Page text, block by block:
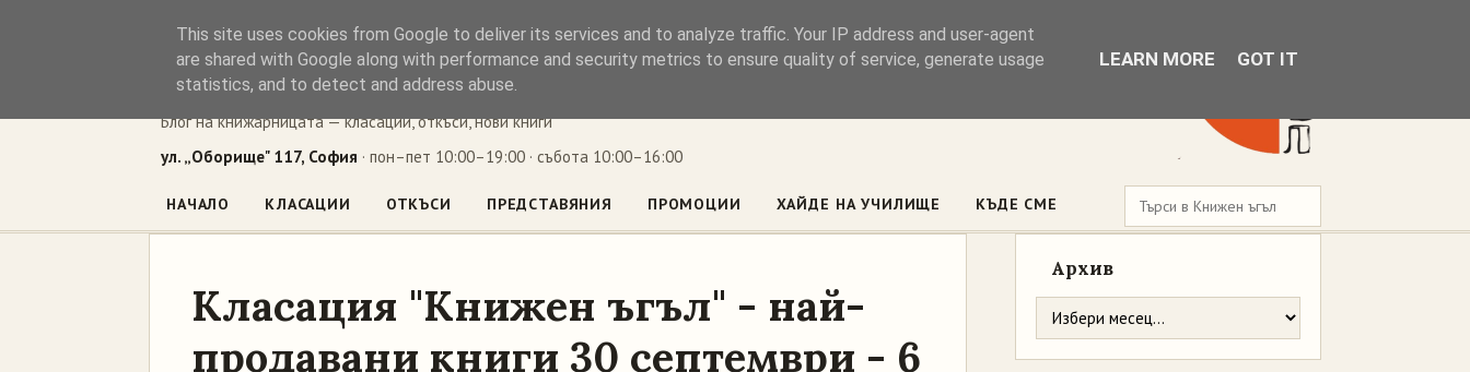
Книжен ъгъл
Блог на книжарницата — класации, откъси, нови книги
ул. „Оборище" 117, София · пон–пет 10:00–19:00 · събота 10:00–16:00
НАЧАЛО КЛАСАЦИИ ОТКЪСИ ПРЕДСТАВЯНИЯ ПРОМОЦИИ ХАЙДЕ НА УЧИЛИЩЕ КЪДЕ СМЕ
Класация "Книжен ъгъл" - най-
продавани книги 30 септември - 6
Архив
This site uses cookies from Google to deliver its services and to analyze traffic. Your IP address and user-agent
are shared with Google along with performance and security metrics to ensure quality of service, generate usage
statistics, and to detect and address abuse.
LEARN MORE GOT IT